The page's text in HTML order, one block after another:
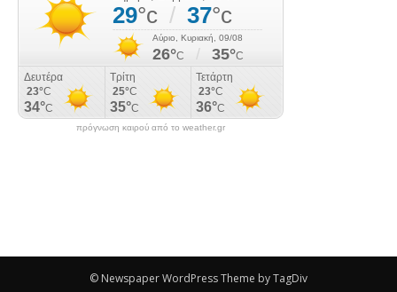
πρόγνωση καιρού από το weather.gr
© Newspaper WordPress Theme by TagDiv